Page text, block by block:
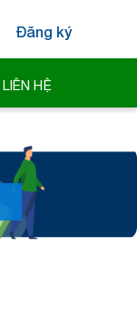
Đăng ký
LIÊN HỆ